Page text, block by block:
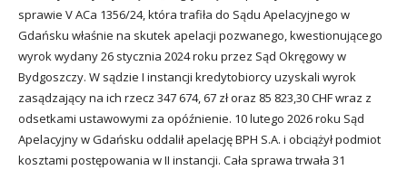
sprawie V ACa 1356/24, która trafiła do Sądu Apelacyjnego w
Gdańsku właśnie na skutek apelacji pozwanego, kwestionującego
wyrok wydany 26 stycznia 2024 roku przez Sąd Okręgowy w
Bydgoszczy. W sądzie I instancji kredytobiorcy uzyskali wyrok
zasądzający na ich rzecz 347 674, 67 zł oraz 85 823,30 CHF wraz z
odsetkami ustawowymi za opóźnienie. 10 lutego 2026 roku Sąd
Apelacyjny w Gdańsku oddalił apelację BPH S.A. i obciążył podmiot
kosztami postępowania w II instancji. Cała sprawa trwała 31